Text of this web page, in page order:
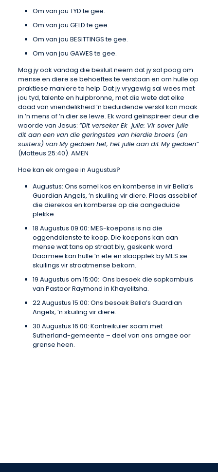
Om van jou TYD te gee.
Om van jou GELD te gee.
Om van jou BESITTINGS te gee.
Om van jou GAWES te gee.
Mag jy ook vandag die besluit neem dat jy sal poog om
mense en diere se behoeftes te verstaan ​​en om hulle op
praktiese maniere te help. Dat jy vrygewig sal wees met
jou tyd, talente en hulpbronne, met die wete dat elke
daad van vriendelikheid ’n beduidende verskil kan maak
in ’n mens of ’n dier se lewe. Ek word geïnspireer deur die
woorde van Jesus: “Dit verseker Ek julle: Vir sover julle
dit aan een van die geringstes van hierdie broers (en
susters) van My gedoen het, het julle aan dit My gedoen”
(Matteus 25:40). AMEN
Hoe kan ek omgee in Augustus?
Augustus: Ons samel kos en komberse in vir Bella’s
Guardian Angels, ’n skuiling vir diere. Plaas asseblief
die dierekos en komberse op die aangeduide
plekke.
18 Augustus 09:00: MES-koepons is na die
oggenddienste te koop. Die koepons kan aan
mense wat tans op straat bly, geskenk word.
Daarmee kan hulle ’n ete en slaapplek by MES se
skuilings vir straatmense bekom.
19 Augustus om 15:00: Ons besoek die sopkombuis
van Pastoor Raymond in Khayelitsha.
22 Augustus 15:00: Ons besoek Bella’s Guardian
Angels, ’n skuiling vir diere.
30 Augustus 16:00: Kontreikuier saam met
Sutherland-gemeente – deel van ons omgee oor
grense heen.